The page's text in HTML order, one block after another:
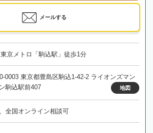
メールする
京メトロ「駒込駅」徒歩1分
0003 東京都豊島区駒込1-42-2 ライオンズマン
駒込駅前407
地図
全国オンライン相談可